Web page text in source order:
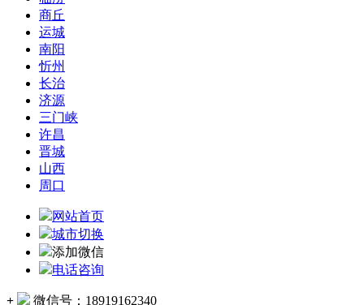
商丘
运城
南阳
忻州
长治
济源
三门峡
许昌
晋城
山西
周口
网站首页
城市切换
添加微信
电话咨询
+ 微信号： 18919162340